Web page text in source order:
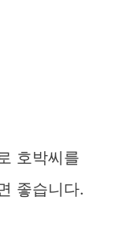
호박씨를
좋습니다.